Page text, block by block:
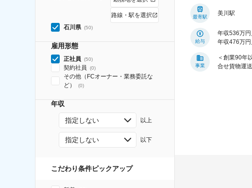
路線・駅を選択
石川県 (50)
雇用形態
正社員 (50)
契約社員 (0)
その他（FCオーナー・業務委託な
ど）
(0)
年収
指定しない 以上
指定しない 以下
こだわり条件ピックアップ
最寄駅
美川駅
給与
年収536万
年収476万
事業
＜創業90年
合せ貨物運